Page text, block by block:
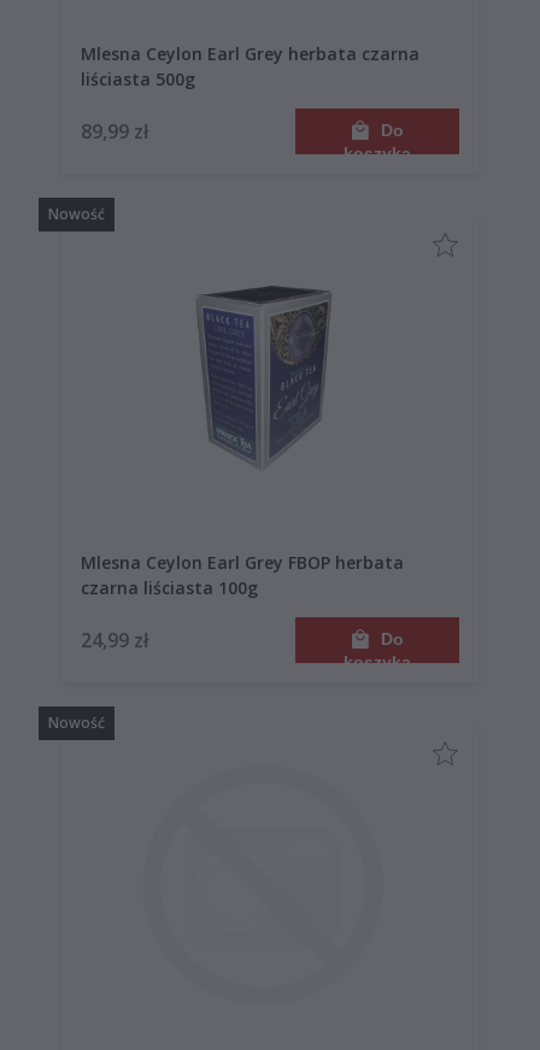
Mlesna Ceylon Earl Grey herbata czarna
liściasta 500g
89,99 zł
Do
koszyka
Mlesna Ceylon Earl Grey FBOP herbata
czarna liściasta 100g
24,99 zł
Do
koszyka
Nowość
Nowość